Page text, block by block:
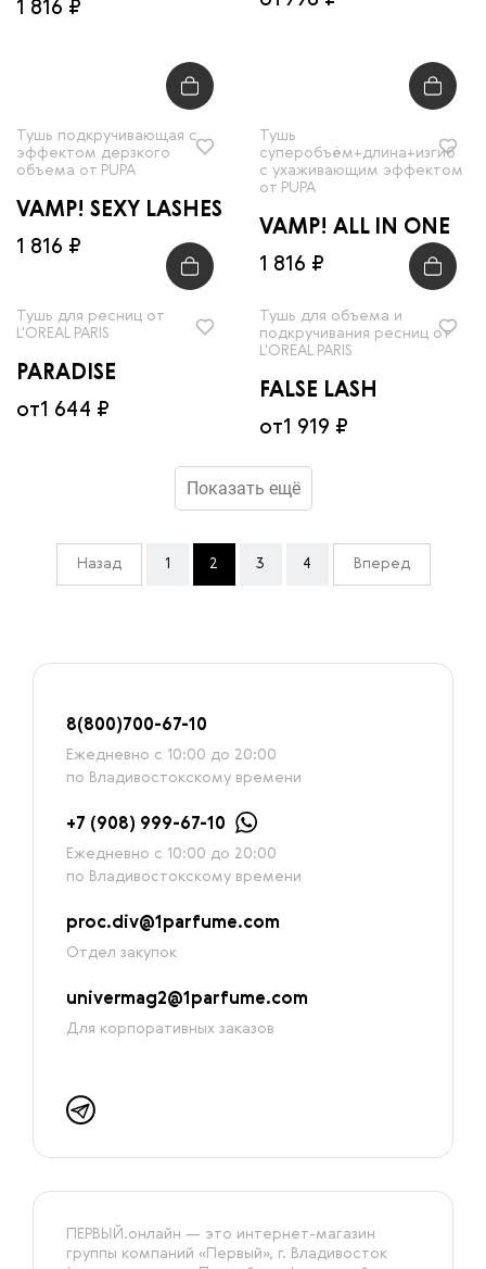
1 816 ₽
Тушь подкручивающая с
эффектом дерзкого
объема от PUPA
VAMP! SEXY LASHES
1 816 ₽
Тушь
суперобъём+длина+изгиб
c ухаживающим эффектом
от PUPA
VAMP! ALL IN ONE
1 816 ₽
Тушь для ресниц от
L'OREAL PARIS
PARADISE
от1 644 ₽
Тушь для объема и
подкручивания ресниц от
L'OREAL PARIS
FALSE LASH
от1 919 ₽
Показать ещё
Назад 1 2 3 4 Вперед
8(800)700-67-10
Ежедневно с 10:00 до 20:00
по Владивостокскому времени
+7 (908) 999-67-10
Ежедневно с 10:00 до 20:00
по Владивостокскому времени
proc.div@1parfume.com
Отдел закупок
univermag2@1parfume.com
Для корпоративных заказов
ПЕРВЫЙ.онлайн — это интернет-магазин
группы компаний «‎Первый», г. Владивосток